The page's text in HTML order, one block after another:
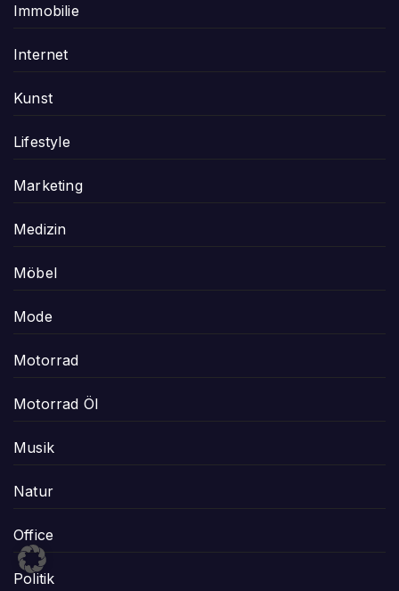
Immobilie
Internet
Kunst
Lifestyle
Marketing
Medizin
Möbel
Mode
Motorrad
Motorrad Öl
Musik
Natur
Office
Politik